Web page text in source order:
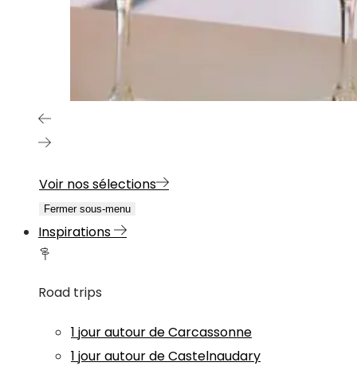
Voir nos sélections
Fermer sous-menu
Inspirations
Road trips
1 jour autour de Carcassonne
1 jour autour de Castelnaudary